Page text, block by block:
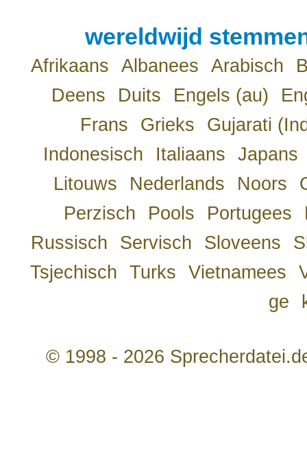
wereldwijd
Afrikaans Albanees Arabisch
Deens
Duits Engels (au)
Frans
Grieks
Gujarati
Indonesisch
Italiaans
Japans
Litouws
Nederlands Noors
Perzisch
Pools Portugees
Russisch
Servisch Sloveens
Tsjechisch
Turks Vietnamees
ge
© 1998 - 2026